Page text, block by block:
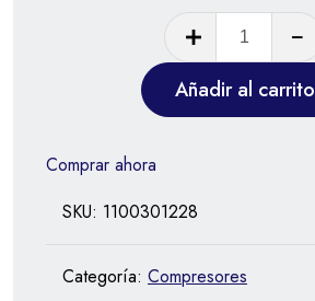
Añadir al carrito
Comprar ahora
SKU: 1100301228
Categoría: Compresores